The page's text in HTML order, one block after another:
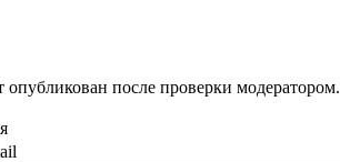
опубликован после проверки модератором.